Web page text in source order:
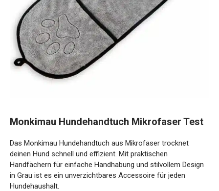
Monkimau Hundehandtuch Mikrofaser Test
Das Monkimau Hundehandtuch aus Mikrofaser trocknet
deinen Hund schnell und effizient. Mit praktischen
Handfächern für einfache Handhabung und stilvollem Design
in Grau ist es ein unverzichtbares Accessoire für jeden
Hundehaushalt.